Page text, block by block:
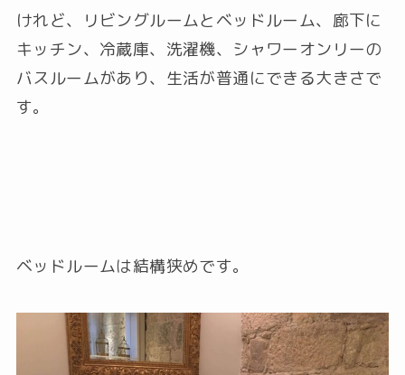
けれど、リビングルームとベッドルーム、廊下に
キッチン、冷蔵庫、洗濯機、シャワーオンリーの
バスルームがあり、生活が普通にできる大きさで
す。
ベッドルームは結構狭めです。